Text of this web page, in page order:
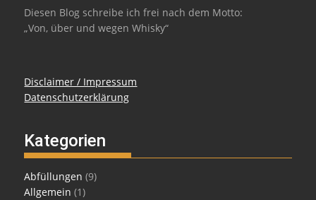
Diesen Blog schreibe ich frei nach dem Motto:
„Von, über und wegen Whisky“
Disclaimer / Impressum
Datenschutzerklärung
Kategorien
Abfüllungen (9)
Allgemein (1)